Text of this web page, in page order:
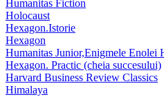
Humanitas Fiction
Holocaust
Hexagon.Istorie
Hexagon
Humanitas Junior,Enigmele Enolei
Hexagon. Practic (cheia succesului)
Harvard Business Review Classics
Himalaya